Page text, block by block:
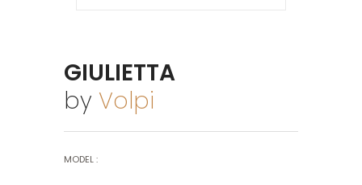
GIULIETTA
by Volpi
MODEL :